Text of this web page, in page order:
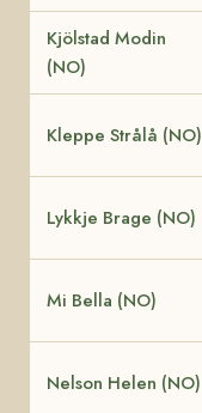
Kjölstad Modin
(NO)
Kleppe Strålå (NO)
Lykkje Brage (NO)
Mi Bella (NO)
Nelson Helen (NO)